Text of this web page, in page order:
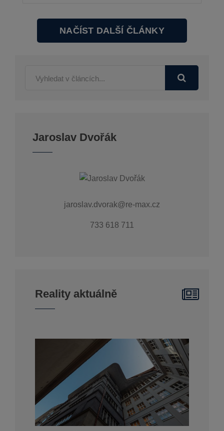
NAČÍST DALŠÍ ČLÁNKY
Jaroslav Dvořák
jaroslav.dvorak@re-max.cz
733 618 711
Reality aktuálně